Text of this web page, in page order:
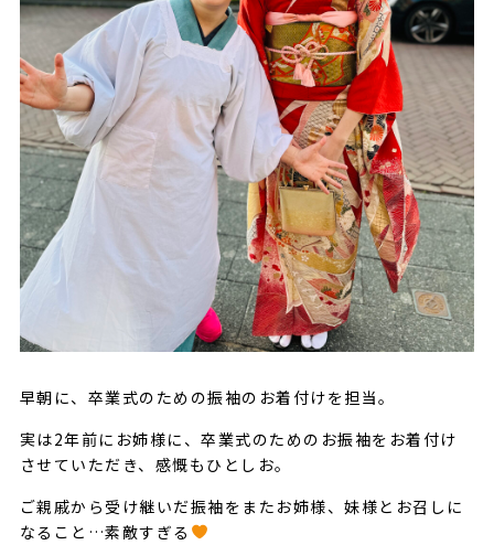
早朝に、卒業式のための振袖のお着付けを担当。
実は2年前にお姉様に、卒業式のためのお振袖をお着付け
させていただき、感慨もひとしお。
ご親戚から受け継いだ振袖をまたお姉様、妹様とお召しに
なること…素敵すぎる